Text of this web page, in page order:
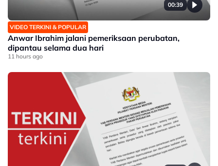
00:39
VIDEO TERKINI & POPULAR
Anwar Ibrahim jalani pemeriksaan perubatan,
dipantau selama dua hari
11 hours ago